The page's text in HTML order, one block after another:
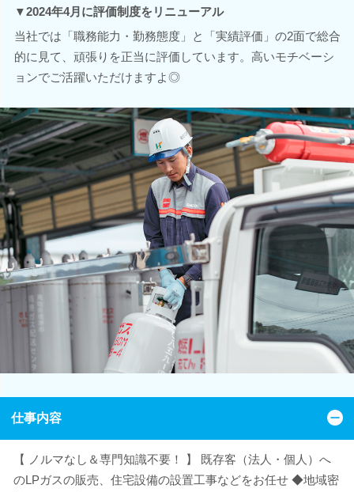
▼2024年4月に評価制度をリニューアル
当社では「職務能力・勤務態度」と「実績評価」の2面で総合
的に見て、頑張りを正当に評価しています。高いモチベーシ
ョンでご活躍いただけますよ◎
仕事内容
【 ノルマなし＆専門知識不要！ 】 既存客（法人・個人）へ
のLPガスの販売、住宅設備の設置工事などをお任せ ◆地域密